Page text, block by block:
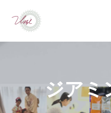
ッ
ジアミ